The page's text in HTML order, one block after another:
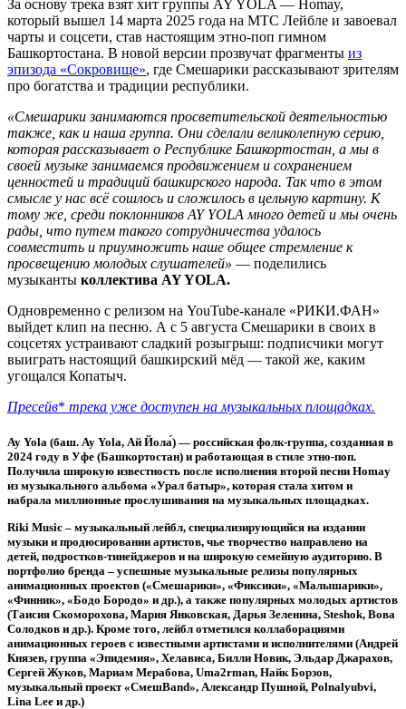
За основу трека взят хит группы AY YOLA — Homay,
который вышел 14 марта 2025 года на МТС Лейбле и завоевал
чарты и соцсети, став настоящим этно-поп гимном
Башкортостана. В новой версии прозвучат фрагменты из
эпизода «Сокровище», где Смешарики рассказывают зрителям
про богатства и традиции республики.
«Смешарики занимаются просветительской деятельностью
также, как и наша группа. Они сделали великолепную серию,
которая рассказывает о Республике Башкортостан, а мы в
своей музыке занимаемся продвижением и сохранением
ценностей и традиций башкирского народа. Так что в этом
смысле у нас всё сошлось и сложилось в цельную картину. К
тому же, среди поклонников AY YOLA много детей и мы очень
рады, что путем такого сотрудничества удалось
совместить и приумножить наше общее стремление к
просвещению молодых слушателей» — поделились
музыканты коллектива AY YOLA.
Одновременно с релизом на YouTube-канале «РИКИ.ФАН»
выйдет клип на песню. А с 5 августа Смешарики в своих в
соцсетях устраивают сладкий розыгрыш: подписчики могут
выиграть настоящий башкирский мёд — такой же, каким
угощался Копатыч.
Пресейв* трека уже доступен на музыкальных площадках.
Ay Yola (баш. Ay Yola, Ай Йола́) — российская фолк-группа, созданная в
2024 году в Уфе (Башкортостан) и работающая в стиле этно-поп.
Получила широкую известность после исполнения второй песни Homay
из музыкального альбома «Урал батыр», которая стала хитом и
набрала миллионные прослушивания на музыкальных площадках.
Riki Music – музыкальный лейбл, специализирующийся на издании
музыки и продюсировании артистов, чье творчество направлено на
детей, подростков-тинейджеров и на широкую семейную аудиторию. В
портфолио бренда – успешные музыкальные релизы популярных
анимационных проектов («Смешарики», «Фиксики», «Малышарики»,
«Финник», «Бодо Бородо» и др.), а также популярных молодых артистов
(Таисия Скоморохова, Мария Янковская, Дарья Зеленина, Steshok, Вова
Солодков и др.). Кроме того, лейбл отметился коллаборациями
анимационных героев с известными артистами и исполнителями (Андрей
Князев, группа «Эпидемия», Хелависа, Билли Новик, Эльдар Джарахов,
Сергей Жуков, Мариам Мерабова, Uma2rman, Найк Борзов,
музыкальный проект «СмешBand», Александр Пушной, Polnalyubvi,
Lina Lee и др.)